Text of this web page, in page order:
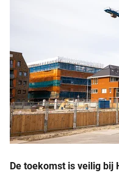
De toekomst is veilig bij